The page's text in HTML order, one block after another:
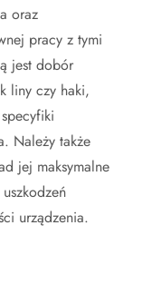
oraz
pracy z tymi
jest dobór
liny czy haki,
Należy także
jej maksymalne
urządzenia.